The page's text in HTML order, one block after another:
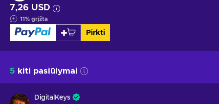
7,26 USD
11% grįžta
Pirkti
5 kiti pasiūlymai
DigitalKeys